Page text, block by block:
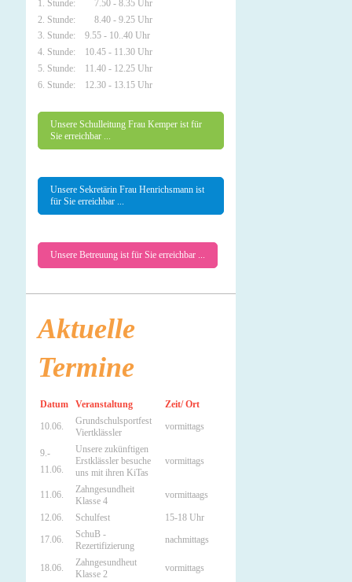
1. Stunde: 7.50 - 8.35 Uhr
2. Stunde: 8.40 - 9.25 Uhr
3. Stunde: 9.55 - 10..40 Uhr
4. Stunde: 10.45 - 11.30 Uhr
5. Stunde: 11.40 - 12.25 Uhr
6. Stunde: 12.30 - 13.15 Uhr
Unsere Schulleitung Frau Kemper ist für
Sie erreichbar ...
Unsere Sekretärin Frau Henrichsmann ist
für Sie erreichbar ...
Unsere Betreuung ist für Sie erreichbar ...
Aktuelle
Termine
Datum Veranstaltung Zeit/ Ort
10.06.
Grundschulsportfest
Viertklässler
vormittags
9.-
11.06.
Unsere zukünftigen
Erstklässler besuche
uns mit ihren KiTas
vormittags
11.06.
Zahngesundheit
Klasse 4
vormittaags
12.06. Schulfest 15-18 Uhr
17.06.
SchuB -
Rezertifizierung
nachmittags
18.06.
Zahngesundheut
Klasse 2
vormittags